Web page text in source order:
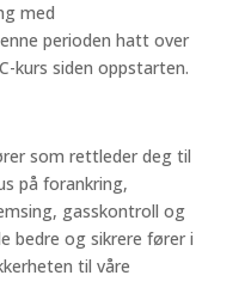
med
perioden hatt over
kurs siden oppstarten.
som rettleder deg til
på forankring,
gasskontroll og
bedre og sikrere fører i
til våre